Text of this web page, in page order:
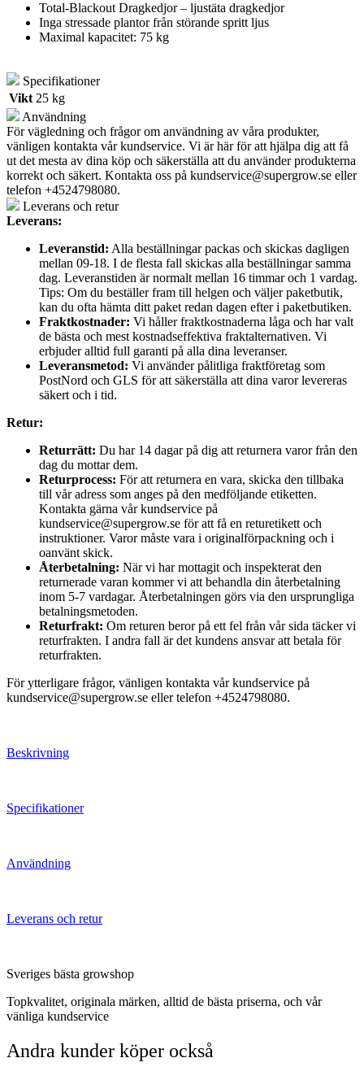
Total-Blackout Dragkedjor – ljustäta dragkedjor
Inga stressade plantor från störande spritt ljus
Maximal kapacitet: 75 kg
Specifikationer
Vikt 25 kg
Användning
För vägledning och frågor om användning av våra produkter,
vänligen kontakta vår kundservice. Vi är här för att hjälpa dig att få
ut det mesta av dina köp och säkerställa att du använder produkterna
korrekt och säkert. Kontakta oss på kundservice@supergrow.se eller
telefon +4524798080.
Leverans och retur
Leverans:
Leveranstid: Alla beställningar packas och skickas dagligen
mellan 09-18. I de flesta fall skickas alla beställningar samma
dag. Leveranstiden är normalt mellan 16 timmar och 1 vardag.
Tips: Om du beställer fram till helgen och väljer paketbutik,
kan du ofta hämta ditt paket redan dagen efter i paketbutiken.
Fraktkostnader: Vi håller fraktkostnaderna låga och har valt
de bästa och mest kostnadseffektiva fraktalternativen. Vi
erbjuder alltid full garanti på alla dina leveranser.
Leveransmetod: Vi använder pålitliga fraktföretag som
PostNord och GLS för att säkerställa att dina varor levereras
säkert och i tid.
Retur:
Returrätt: Du har 14 dagar på dig att returnera varor från den
dag du mottar dem.
Returprocess: För att returnera en vara, skicka den tillbaka
till vår adress som anges på den medföljande etiketten.
Kontakta gärna vår kundservice på
kundservice@supergrow.se för att få en returetikett och
instruktioner. Varor måste vara i originalförpackning och i
oanvänt skick.
Återbetalning: När vi har mottagit och inspekterat den
returnerade varan kommer vi att behandla din återbetalning
inom 5-7 vardagar. Återbetalningen görs via den ursprungliga
betalningsmetoden.
Returfrakt: Om returen beror på ett fel från vår sida täcker vi
returfrakten. I andra fall är det kundens ansvar att betala för
returfrakten.
För ytterligare frågor, vänligen kontakta vår kundservice på
kundservice@supergrow.se eller telefon +4524798080.
Beskrivning
Specifikationer
Användning
Leverans och retur
Sveriges bästa growshop
Topkvalitet, originala märken, alltid de bästa priserna, och vår
vänliga kundservice
Andra kunder köper också